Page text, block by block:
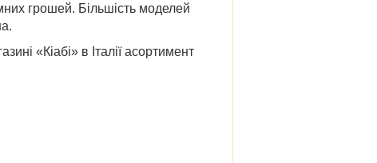
грошей. Більшість моделей
«Кіабі» в Італіїасортимент